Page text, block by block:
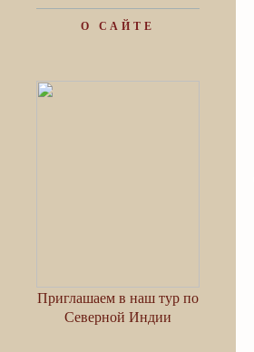
О САЙТЕ
Приглашаем в наш тур по
Северной Индии